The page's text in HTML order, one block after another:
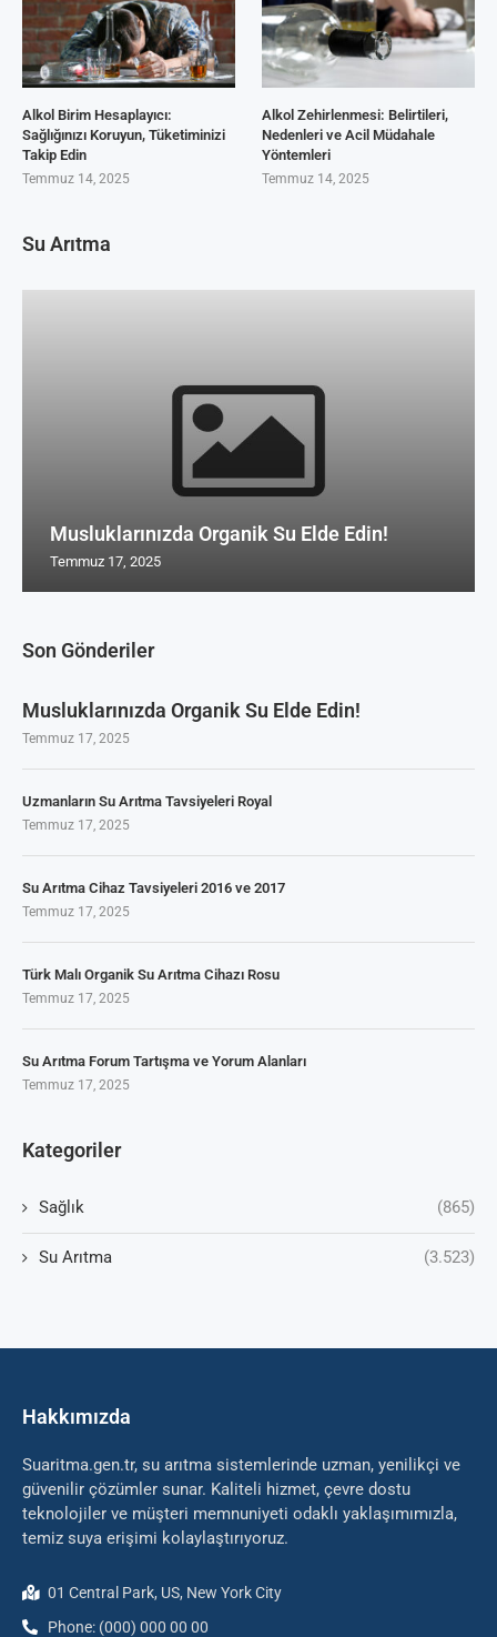
Son Gönderiler
Musluklarınızda Organik Su Elde Edin!
Temmuz 17, 2025
Uzmanların Su Arıtma Tavsiyeleri Royal
Temmuz 17, 2025
Su Arıtma Cihaz Tavsiyeleri 2016 ve 2017
Temmuz 17, 2025
Türk Malı Organik Su Arıtma Cihazı Rosu
Temmuz 17, 2025
Su Arıtma Forum Tartışma ve Yorum Alanları
Temmuz 17, 2025
Kategoriler
Sağlık (865)
Su Arıtma (3.523)
Alkol Birim Hesaplayıcı:
Sağlığınızı Koruyun, Tüketiminizi
Takip Edin
Temmuz 14, 2025
Alkol Zehirlenmesi: Belirtileri,
Nedenleri ve Acil Müdahale
Yöntemleri
Temmuz 14, 2025
Su Arıtma
Musluklarınızda Organik Su Elde Edin!
Temmuz 17, 2025
Hakkımızda
Suaritma.gen.tr, su arıtma sistemlerinde uzman, yenilikçi ve
güvenilir çözümler sunar. Kaliteli hizmet, çevre dostu
teknolojiler ve müşteri memnuniyeti odaklı yaklaşımımızla,
temiz suya erişimi kolaylaştırıyoruz.
01 Central Park, US, New York City
Phone: (000) 000 00 00